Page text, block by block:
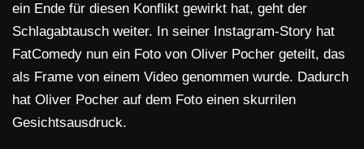
ein Ende für diesen Konflikt gewirkt hat, geht der
Schlagabtausch weiter. In seiner Instagram-Story hat
FatComedy nun ein Foto von Oliver Pocher geteilt, das
als Frame von einem Video genommen wurde. Dadurch
hat Oliver Pocher auf dem Foto einen skurrilen
Gesichtsausdruck.